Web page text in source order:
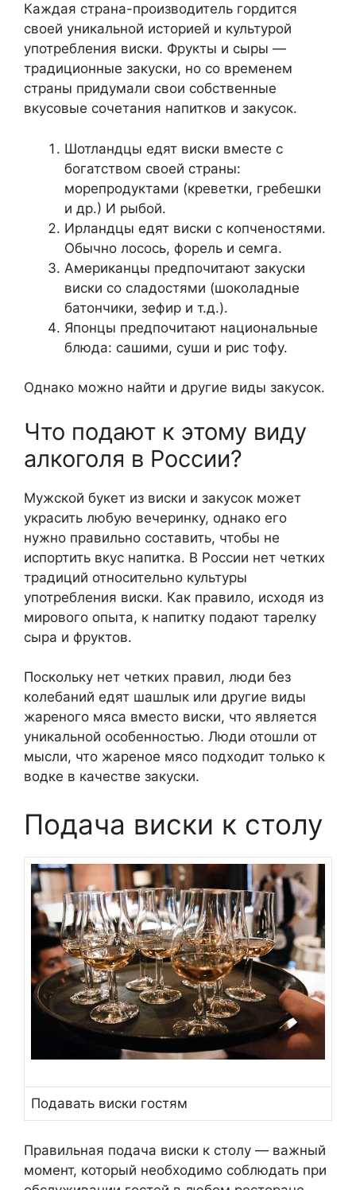
Каждая страна-производитель гордится
своей уникальной историей и культурой
употребления виски. Фрукты и сыры —
традиционные закуски, но со временем
страны придумали свои собственные
вкусовые сочетания напитков и закусок.
Шотландцы едят виски вместе с
богатством своей страны:
морепродуктами (креветки, гребешки
и др.) И рыбой.
Ирландцы едят виски с копченостями.
Обычно лосось, форель и семга.
Американцы предпочитают закуски
виски со сладостями (шоколадные
батончики, зефир и т.д.).
Японцы предпочитают национальные
блюда: сашими, суши и рис тофу.
Однако можно найти и другие виды закусок.
Что подают к этому виду
алкоголя в России?
Мужской букет из виски и закусок может
украсить любую вечеринку, однако его
нужно правильно составить, чтобы не
испортить вкус напитка. В России нет четких
традиций относительно культуры
употребления виски. Как правило, исходя из
мирового опыта, к напитку подают тарелку
сыра и фруктов.
Поскольку нет четких правил, люди без
колебаний едят шашлык или другие виды
жареного мяса вместо виски, что является
уникальной особенностью. Люди отошли от
мысли, что жареное мясо подходит только к
водке в качестве закуски.
Подача виски к столу
Подавать виски гостям
Правильная подача виски к столу — важный
момент, который необходимо соблюдать при